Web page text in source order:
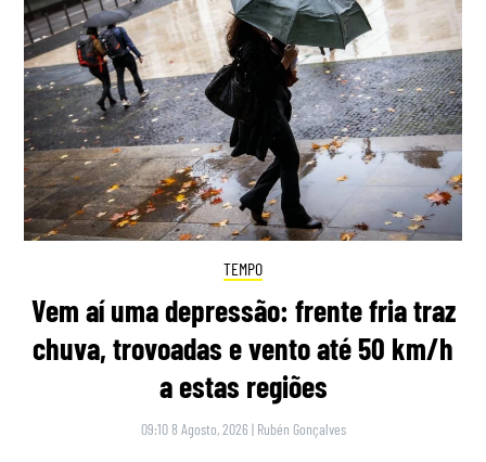
TEMPO
Vem aí uma depressão: frente fria traz
chuva, trovoadas e vento até 50 km/h
a estas regiões
09:10 8 Agosto, 2026 | Rubén Gonçalves